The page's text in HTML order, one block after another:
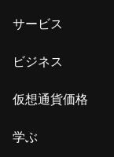
サービス
ビジネス
仮想通貨価格
学ぶ